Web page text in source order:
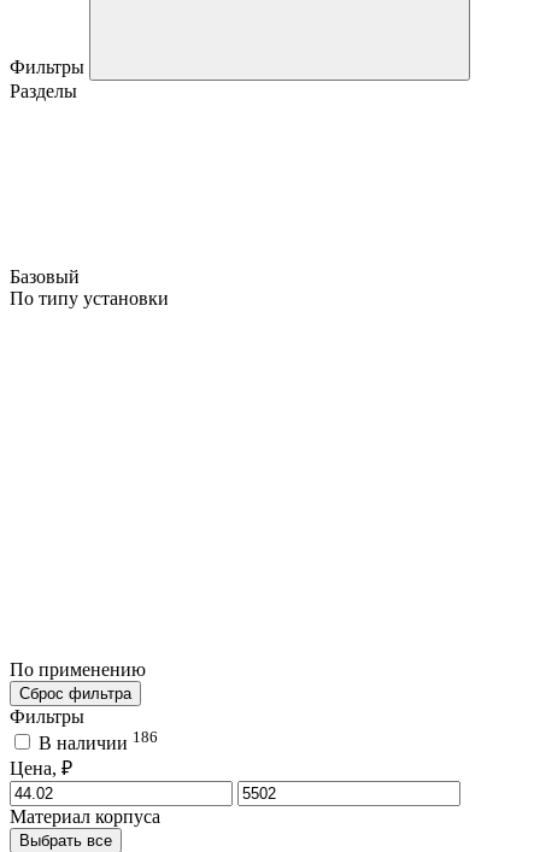
Фильтры
Разделы
Базовый
По типу установки
По применению
Сброс фильтра
Фильтры
В наличии 186
Цена, ₽
Материал корпуса
Выбрать все